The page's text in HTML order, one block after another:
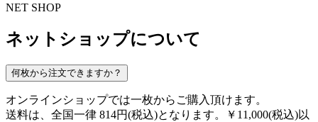
NET SHOP
ネットショップについて
何枚から注文できますか？
オンラインショップでは一枚からご購入頂けます。
送料は、全国一律 814円(税込)となります。￥11,000(税込)以